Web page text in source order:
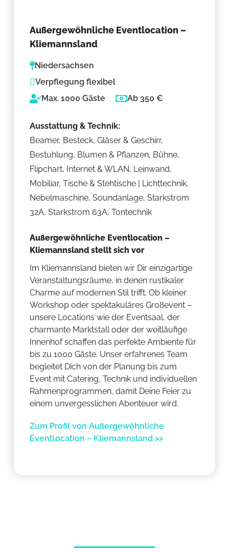
Außergewöhnliche Eventlocation –
Kliemannsland
Niedersachsen
Verpflegung flexibel
Max. 1000 Gäste
Ab 350 €
Ausstattung & Technik:
Beamer, Besteck, Gläser & Geschirr,
Bestuhlung, Blumen & Pflanzen, Bühne,
Flipchart, Internet & WLAN, Leinwand,
Mobiliar, Tische & Stehtische | Lichttechnik,
Nebelmaschine, Soundanlage, Starkstrom
32A, Starkstrom 63A, Tontechnik
Außergewöhnliche Eventlocation –
Kliemannsland stellt sich vor
Im Kliemannsland bieten wir Dir einzigartige
Veranstaltungsräume, in denen rustikaler
Charme auf modernen Stil trifft. Ob kleiner
Workshop oder spektakuläres Großevent –
unsere Locations wie der Eventsaal, der
charmante Marktstall oder der weitläufige
Innenhof schaffen das perfekte Ambiente für
bis zu 1000 Gäste. Unser erfahrenes Team
begleitet Dich von der Planung bis zum
Event mit Catering, Technik und individuellen
Rahmenprogrammen, damit Deine Feier zu
einem unvergesslichen Abenteuer wird.
Zum Profil von Außergewöhnliche
Eventlocation – Kliemannsland >>